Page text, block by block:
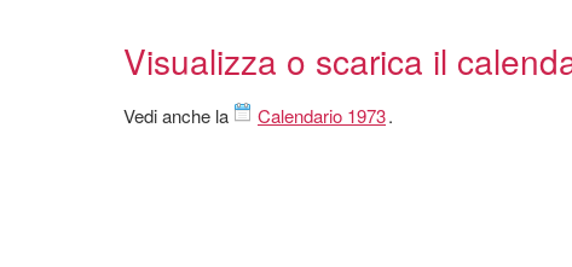
Visualizza o scarica il
Vedi anche la Calendario 1973.